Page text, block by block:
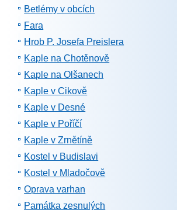
Betlémy v obcích
Fara
Hrob P. Josefa Preislera
Kaple na Chotěnově
Kaple na Olšanech
Kaple v Cikově
Kaple v Desné
Kaple v Poříčí
Kaple v Zrnětíně
Kostel v Budislavi
Kostel v Mladočově
Oprava varhan
Památka zesnulých